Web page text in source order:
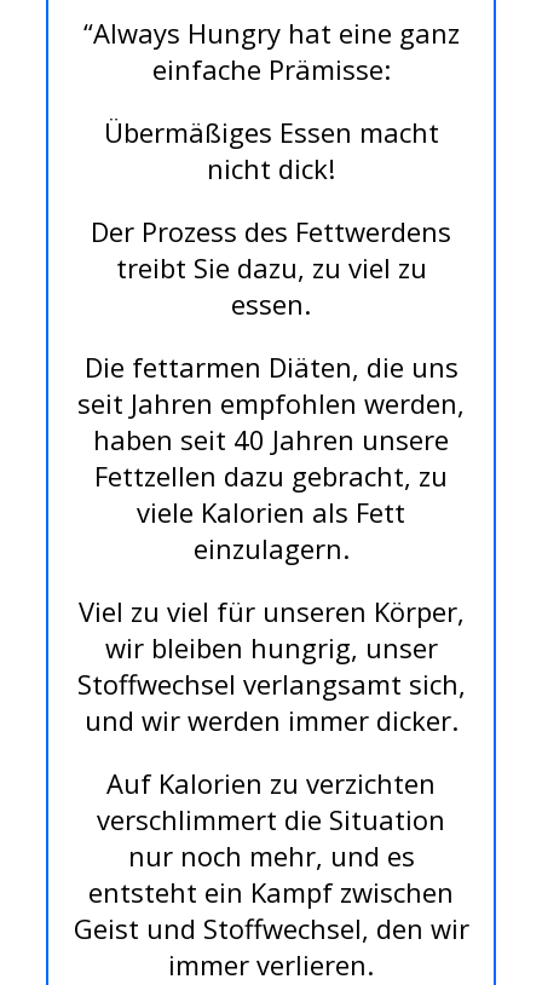
“Always Hungry hat eine ganz
einfache Prämisse:
Übermäßiges Essen macht
nicht dick!
Der Prozess des Fettwerdens
treibt Sie dazu, zu viel zu
essen.
Die fettarmen Diäten, die uns
seit Jahren empfohlen werden,
haben seit 40 Jahren unsere
Fettzellen dazu gebracht, zu
viele Kalorien als Fett
einzulagern.
Viel zu viel für unseren Körper,
wir bleiben hungrig, unser
Stoffwechsel verlangsamt sich,
und wir werden immer dicker.
Auf Kalorien zu verzichten
verschlimmert die Situation
nur noch mehr, und es
entsteht ein Kampf zwischen
Geist und Stoffwechsel, den wir
immer verlieren.